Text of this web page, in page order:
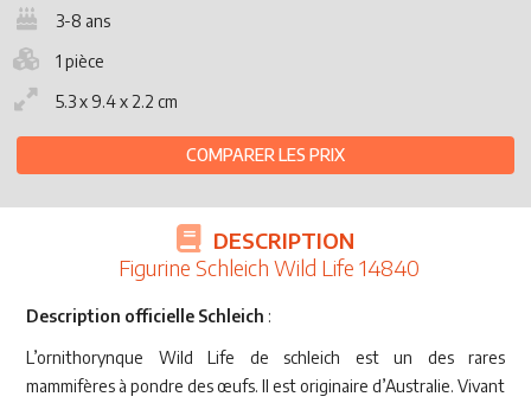
3-8 ans
1 pièce
5.3 x 9.4 x 2.2 cm
COMPARER LES PRIX
DESCRIPTION
Figurine Schleich Wild Life 14840
Description officielle Schleich :
L’ornithorynque Wild Life de schleich est un des rares
mammifères à pondre des œufs. Il est originaire d’Australie. Vivant